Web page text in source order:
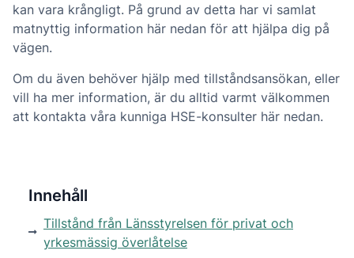
kan vara krångligt. På grund av detta har vi samlat
matnyttig information här nedan för att hjälpa dig på
vägen.
Om du även behöver hjälp med tillståndsansökan, eller
vill ha mer information, är du alltid varmt välkommen
att kontakta våra kunniga HSE-konsulter här nedan.
Innehåll
Tillstånd från Länsstyrelsen för privat och
yrkesmässig överlåtelse